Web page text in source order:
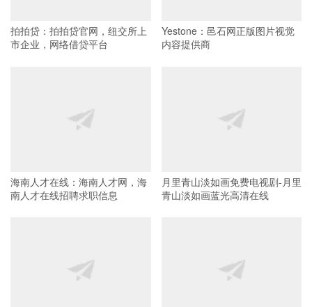
拍拍贷：拍拍贷官网，纽交所上
市企业，网络借贷平台
Yestone：邑石网正版图片视觉
内容提供商
海南人才在线：海南人才网，海
南人才在线招聘求职信息
月里青山淡如画免费电视剧-月里
青山淡如画蓝光高清在线